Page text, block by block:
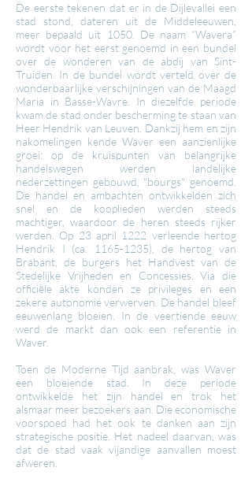
De eerste tekenen dat er in de Dijlevallei een
stad stond, dateren uit de Middeleeuwen,
meer bepaald uit 1050. De naam “Wavera”
wordt voor het eerst genoemd in een bundel
over de wonderen van de abdij van Sint-
Truiden. In de bundel wordt verteld over de
wonderbaarlijke verschijningen van de Maagd
Maria in Basse-Wavre. In diezelfde periode
kwam de stad onder bescherming te staan van
Heer Hendrik van Leuven. Dankzij hem en zijn
nakomelingen kende Waver een aanzienlijke
groei: op de kruispunten van belangrijke
handelswegen werden landelijke
nederzettingen gebouwd, "bourgs" genoemd.
De handel en ambachten ontwikkelden zich
snel en de kooplieden werden steeds
machtiger, waardoor de heren steeds rijker
werden. Op 23 april 1222 verleende hertog
Hendrik I (ca.
1165-1235) , de hertog van
Brabant, de burgers het Handvest van de
Stedelijke Vrijheden en Concessies. Via die
officiële akte konden ze privileges en een
zekere autonomie verwerven. De handel bleef
eeuwenlang bloeien. In de veertiende eeuw
werd de markt dan ook een referentie in
Waver.
Toen de Moderne Tijd aanbrak, was Waver
een bloeiende stad. In deze periode
ontwikkelde het zijn handel en trok het
alsmaar meer bezoekers aan. Die economische
voorspoed had het ook te danken aan zijn
strategische positie. Het nadeel daarvan, was
dat de stad vaak vijandige aanvallen moest
afweren.